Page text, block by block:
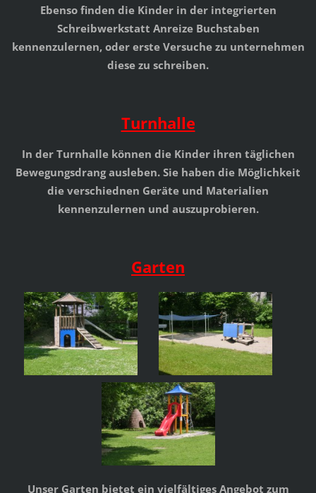
Ebenso finden die Kinder in der integrierten
Schreibwerkstatt Anreize Buchstaben
kennenzulernen, oder erste Versuche zu unternehmen
diese zu schreiben.
Turnhalle
In der Turnhalle können die Kinder ihren täglichen
Bewegungsdrang ausleben. Sie haben die Möglichkeit
die verschiednen Geräte und Materialien
kennenzulernen und auszuprobieren.
Garten
Unser Garten bietet ein vielfältiges Angebot zum